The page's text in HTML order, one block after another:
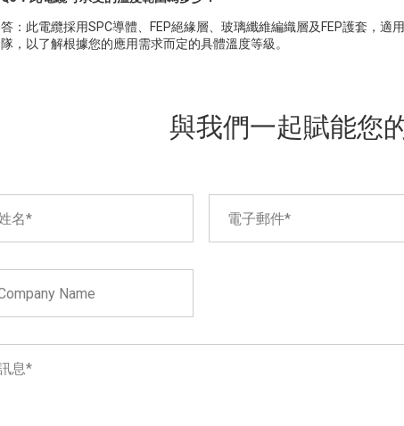
答：此電纜採用SPC導體、FEP絕緣層、玻璃纖維編織層及FEP護套，適
隊，以了解根據您的應用需求而定的具體溫度等級。
與我們一起賦能您